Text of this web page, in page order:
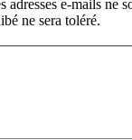
e-mails ne
ne sera toléré.